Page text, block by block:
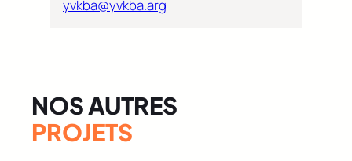
yvkba@yvkba.arg
NOS AUTRES
PROJETS